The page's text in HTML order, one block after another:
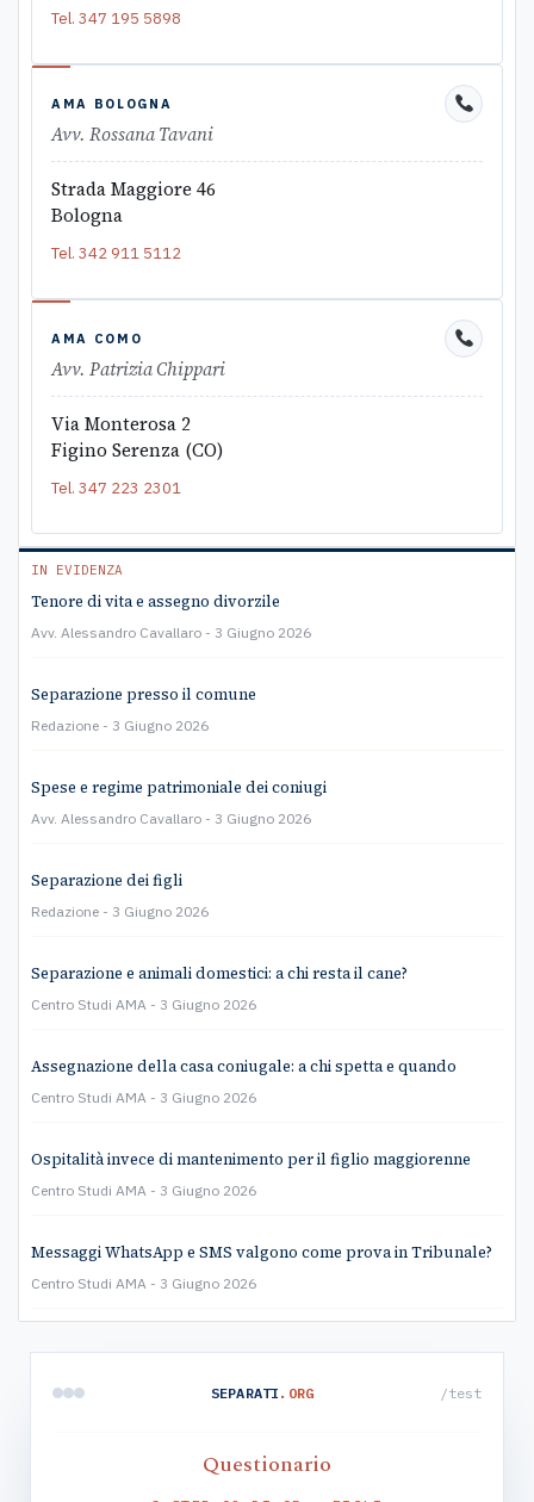
Tel. 347 195 5898
AMA BOLOGNA
Avv. Rossana Tavani
Strada Maggiore 46
Bologna
Tel. 342 911 5112
AMA COMO
Avv. Patrizia Chippari
Via Monterosa 2
Figino Serenza (CO)
Tel. 347 223 2301
IN EVIDENZA
Tenore di vita e assegno divorzile
Avv. Alessandro Cavallaro 3 Giugno 2026
Separazione presso il comune
Redazione 3 Giugno 2026
Spese e regime patrimoniale dei coniugi
Avv. Alessandro Cavallaro 3 Giugno 2026
Separazione dei figli
Redazione 3 Giugno 2026
Separazione e animali domestici: a chi resta il cane?
Centro Studi AMA 3 Giugno 2026
Assegnazione della casa coniugale: a chi spetta e quando
Centro Studi AMA 3 Giugno 2026
Ospitalità invece di mantenimento per il figlio maggiorenne
Centro Studi AMA 3 Giugno 2026
Messaggi WhatsApp e SMS valgono come prova in Tribunale?
Centro Studi AMA 3 Giugno 2026
SEPARATI .ORG /test
Questionario